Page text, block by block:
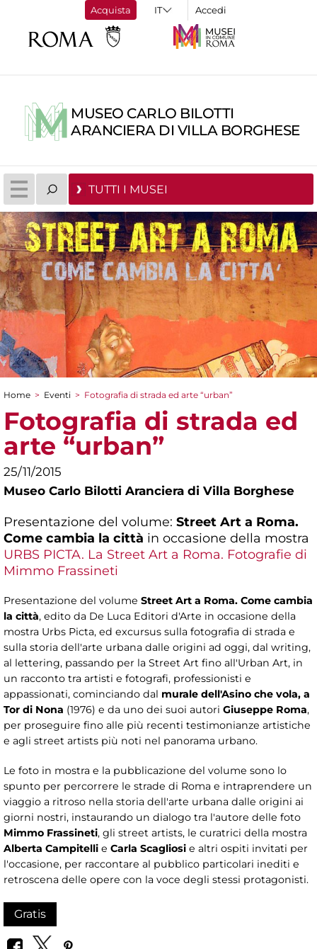
Acquista Accedi
MUSEO CARLO BILOTTI
ARANCIERA DI VILLA BORGHESE
TUTTI I MUSEI
Tu sei qui
Home > Eventi > Fotografia di strada ed arte “urban”
Fotografia di strada ed
arte “urban”
25/11/2015
Museo Carlo Bilotti Aranciera di Villa Borghese
Presentazione del volume: Street Art a Roma.
Come cambia la città in occasione della mostra
URBS PICTA. La Street Art a Roma. Fotografie di
Mimmo Frassineti
Presentazione del volume Street Art a Roma. Come cambia
la città, edito da De Luca Editori d'Arte in occasione della
mostra Urbs Picta, ed excursus sulla fotografia di strada e
sulla storia dell'arte urbana dalle origini ad oggi, dal writing,
al lettering, passando per la Street Art fino all'Urban Art, in
un racconto tra artisti e fotografi, professionisti e
appassionati, cominciando dal murale dell'Asino che vola, a
Tor di Nona (1976) e da uno dei suoi autori Giuseppe Roma,
per proseguire fino alle più recenti testimonianze artistiche
e agli street artists più noti nel panorama urbano.
Le foto in mostra e la pubblicazione del volume sono lo
spunto per percorrere le strade di Roma e intraprendere un
viaggio a ritroso nella storia dell'arte urbana dalle origini ai
giorni nostri, instaurando un dialogo tra l'autore delle foto
Mimmo Frassineti, gli street artists, le curatrici della mostra
Alberta Campitelli e Carla Scagliosi e altri ospiti invitati per
l'occasione, per raccontare al pubblico particolari inediti e
retroscena delle opere con la voce degli stessi protagonisti.
Gratis